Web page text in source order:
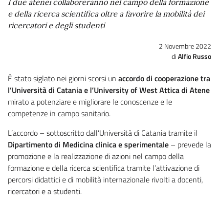
e della ricerca scientifica oltre a favorire la mobilità dei
ricercatori e degli studenti
2 Novembre 2022
Alfio Russo
È stato siglato nei giorni scorsi un accordo di cooperazione tra
l’Università di Catania e l’University of West Attica di Atene
mirato a potenziare e migliorare le conoscenze e le
competenze in campo sanitario.
L’accordo – sottoscritto dall’Università di Catania tramite il
Dipartimento di Medicina clinica e sperimentale – prevede la
promozione e la realizzazione di azioni nel campo della
formazione e della ricerca scientifica tramite l’attivazione di
percorsi didattici e di mobilità internazionale rivolti a docenti,
ricercatori e a studenti.